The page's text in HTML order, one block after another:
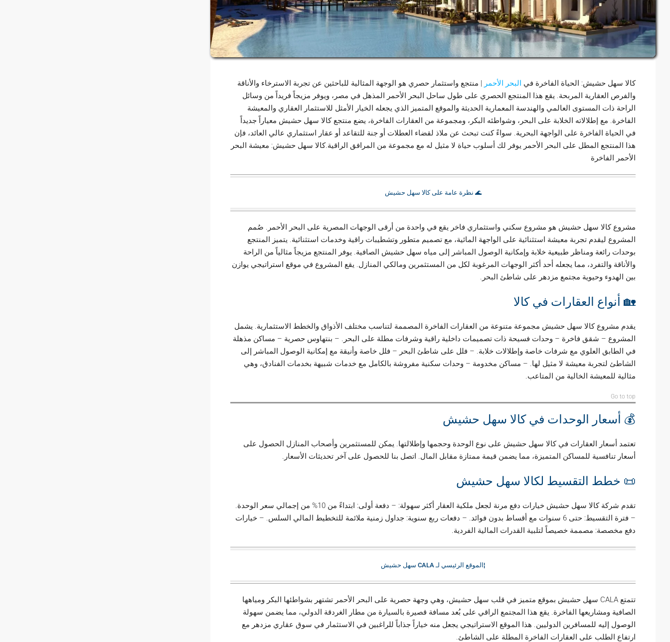
كالا سهل حشيش: الحياة الفاخرة في البحر الأحمر | منتجع واستثمار حصري هو الوجهة المثالية للباحثين عن تجربة الاسترخاء والأناقة
والفرص العقارية المربحة. يقع هذا المنتجع الحصري على طول ساحل البحر الأحمر المذهل في مصر، ويوفر مزيجاً فريداً من وسائل
الراحة ذات المستوى العالمي والهندسة المعمارية الحديثة والموقع المتميز الذي يجعله الخيار الأمثل للاستثمار العقاري والمعيشة
الفاخرة. مع إطلالاته الخلابة على البحر، وشواطئه البكر، ومجموعة من العقارات الفاخرة، يضع منتجع كالا سهل حشيش معياراً جديداً
في الحياة الفاخرة على الواجهة البحرية. سواءً كنت تبحث عن ملاذ لقضاء العطلات أو جنة للتقاعد أو عقار استثماري عالي العائد، فإن
هذا المنتجع المطل على البحر الأحمر يوفر لك أسلوب حياة لا مثيل له مع مجموعة من المرافق الراقية.كالا سهل حشيش: معيشة البحر
الأحمر الفاخرة
🌊 نظرة عامة على كالا سهل حشيش
مشروع كالا سهل حشيش هو مشروع سكني واستثماري فاخر يقع في واحدة من أرقى الوجهات المصرية على البحر الأحمر. صُمم
المشروع ليقدم تجربة معيشة استثنائية على الواجهة المائية، مع تصميم متطور وتشطيبات راقية وخدمات استثنائية. يتميز المنتجع
بوحدات رائعة ومناظر طبيعية خلابة وإمكانية الوصول المباشر إلى مياه سهل حشيش الصافية. يوفر المنتجع مزيجاً مثالياً من الراحة
والأناقة والتفرد، مما يجعله أحد أكثر الوجهات المرغوبة لكل من المستثمرين ومالكي المنازل. يقع المشروع في موقع استراتيجي يوازن
بين الهدوء وحيوية مجتمع مزدهر على شاطئ البحر.
🏡 أنواع العقارات في كالا
يقدم مشروع كالا سهل حشيش مجموعة متنوعة من العقارات الفاخرة المصممة لتناسب مختلف الأذواق والخطط الاستثمارية. يشمل
المشروع – شقق فاخرة – وحدات فسيحة ذات تصميمات داخلية راقية وشرفات مطلة على البحر. – بنتهاوس حصرية – مساكن مذهلة
في الطابق العلوي مع شرفات خاصة وإطلالات خلابة. – فلل على شاطئ البحر – فلل خاصة وأنيقة مع إمكانية الوصول المباشر إلى
الشاطئ لتجربة معيشة لا مثيل لها. – مساكن مخدومة – وحدات سكنية مفروشة بالكامل مع خدمات شبيهة بخدمات الفنادق، وهي
مثالية للمعيشة الخالية من المتاعب.
Go to top
💰 أسعار الوحدات في كالا سهل حشيش
تعتمد أسعار العقارات في كالا سهل حشيش على نوع الوحدة وحجمها وإطلالتها. يمكن للمستثمرين وأصحاب المنازل الحصول على
أسعار تنافسية للمساكن المتميزة، مما يضمن قيمة ممتازة مقابل المال. اتصل بنا للحصول على آخر تحديثات الأسعار.
📜 خطط التقسيط لكالا سهل حشيش
تقدم شركة كالا سهل حشيش خيارات دفع مرنة لجعل ملكية العقار أكثر سهولة: – دفعة أولى: ابتداءً من 10% من إجمالي سعر الوحدة.
– فترة التقسيط: حتى 6 سنوات مع أقساط بدون فوائد. – دفعات ربع سنوية: جداول زمنية ملائمة للتخطيط المالي السلس. – خيارات
دفع مخصصة: مصممة خصيصاً لتلبية القدرات المالية الفردية.
¦الموقع الرئيسي لـ CALA سهل حشيش
تتمتع CALA سهل حشيش بموقع متميز في قلب سهل حشيش، وهي وجهة حصرية على البحر الأحمر تشتهر بشواطئها البكر ومياهها
الصافية ومشاريعها الفاخرة. يقع هذا المجتمع الراقي على بُعد مسافة قصيرة بالسيارة من مطار الغردقة الدولي، مما يضمن سهولة
الوصول إليه للمسافرين الدوليين. هذا الموقع الاستراتيجي يجعل منه خياراً جذاباً للراغبين في الاستثمار في سوق عقاري مزدهر مع
ارتفاع الطلب على العقارات الفاخرة المطلة على الشاطئ.